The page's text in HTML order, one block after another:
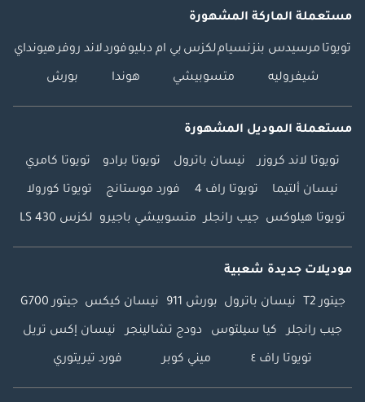
مستعملة الماركة المشهورة
تويوتا مرسيدس بنزنسياملكزس بي ام دبليوفوردلاند روفرهيونداي
شيفروليه متسوبيشي هوندا بورش
مستعملة الموديل المشهورة
تويوتا لاند كروزر نيسان باترول تويوتا برادو تويوتا كامري
نيسان ألتيما تويوتا راف 4 فورد موستانج تويوتا كورولا
تويوتا هيلوكس جيب رانجلر متسوبيشي باجيرو لكزس LS 430
موديلات جديدة شعبية
جيتور T2 نيسان باترول بورش 911 نيسان كيكس جيتور G700
جيب رانجلر كيا سيلتوس دودج تشالينجر نيسان إكس تريل
تويوتا راف ٤ ميني كوبر فورد تيريتوري